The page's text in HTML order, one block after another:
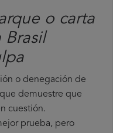
o carta
Brasil
o denegación de
demuestre que
cuestión.
prueba, pero